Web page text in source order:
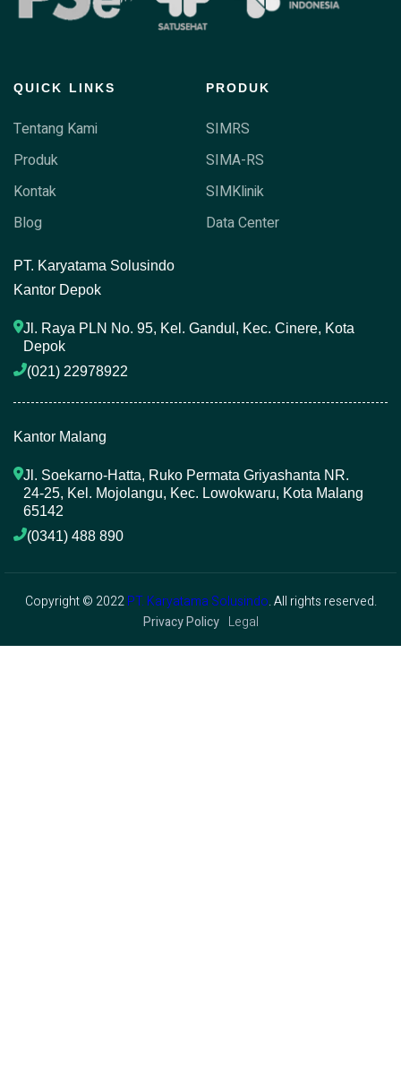
QUICK LINKS
Tentang Kami
Produk
Kontak
Blog
PRODUK
SIMRS
SIMA-RS
SIMKlinik
Data Center
PT. Karyatama Solusindo
Kantor Depok
Jl. Raya PLN No. 95, Kel. Gandul, Kec. Cinere, Kota
Depok
(021) 22978922
Kantor Malang
Jl. Soekarno-Hatta, Ruko Permata Griyashanta NR.
24-25, Kel. Mojolangu, Kec. Lowokwaru, Kota Malang
65142
(0341) 488 890
Copyright © 2022PT. Karyatama Solusindo. All rights reserved.
Privacy Policy Legal